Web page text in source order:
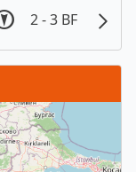
2 - 3 BF